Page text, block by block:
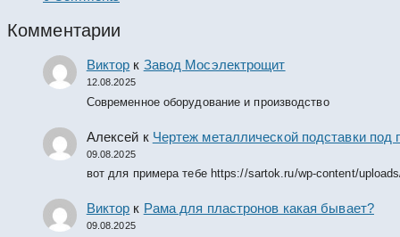
Комментарии
Виктор к Завод Мосэлектрощит
12.08.2025
Современное оборудование и производство
Алексей к Чертеж металлической подставки
09.08.2025
вот для примера тебе https://sartok.ru/wp-content/
Виктор к Рама для пластронов какая бывает?
09.08.2025